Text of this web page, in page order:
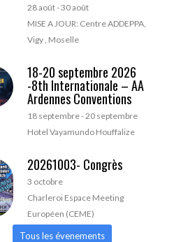
28 août-30 août
MISE A JOUR: Centre ADDEPPA,
Vigy , Moselle
18-20 septembre 2026
-8th Internationale – AA
Ardennes Conventions
18 septembre-20 septembre
Hotel Vayamundo Houffalize
20261003- Congrès
3 octobre
Charleroi Espace Meeting
Européen (CEME)
Tous les évenements